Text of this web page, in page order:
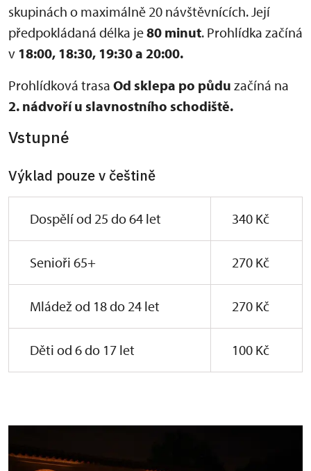
skupinách o maximálně 20 návštěvnících. Její
předpokládaná délka je80 minut. Prohlídka začíná
v 18:00, 18:30, 19:30 a 20:00.
Prohlídková trasa Od sklepa po půdu začíná na
2. nádvoří u slavnostního schodiště.
Vstupné
Výklad pouze v češtině
Dospělí od 25 do 64 let 340 Kč
Senioři 65+ 270 Kč
Mládež od 18 do 24 let 270 Kč
Děti od 6 do 17 let 100 Kč